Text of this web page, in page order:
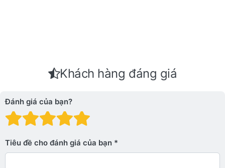
Khách hàng đáng giá
Đánh giá của bạn?
Đánh giá: 4 trên 5
Đánh giá: 3 trên 5 sao.
Đánh giá: 2 trên 5 sao.
Đánh giá: 1 trên 5 sao. Xấu
Tiêu đề cho đánh giá của bạn